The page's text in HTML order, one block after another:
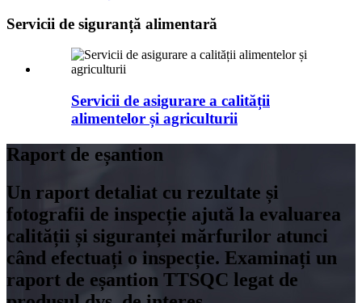
Servicii de siguranță alimentară
Servicii de asigurare a calității
alimentelor și agriculturii
Raport de eșantion
Un raport detaliat cu rezultate și
fotografii de inspecție ajută la evaluarea
calității și siguranței mărfurilor atunci
când efectuați o inspecție. Examinați un
raport de eșantion TTSQC legat de